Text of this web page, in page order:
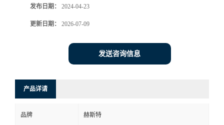
式
在
发布日期： 2024-04-23
更新日期： 2026-07-09
发送咨询信息
产品详请
品牌 赫斯特